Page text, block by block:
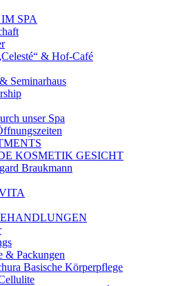
SPA
& Hof-Café
Seminarhaus
unser Spa
KOSMETIK GESICHT
Braukmann
& Packungen
Basische Körperpflege